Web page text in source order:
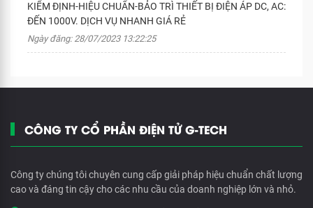
KIỂM ĐỊNH-HIỆU CHUẨN-BẢO TRÌ THIẾT BỊ ĐIỆN ÁP DC, AC:
ĐẾN 1000V. DỊCH VỤ NHANH GIÁ RẺ
Ngày đăng: 28/07/2023 13:22:25
CÔNG TY CỔ PHẦN ĐIỆN TỬ G-TECH
Công ty chúng tôi chuyên cung cấp giải pháp hiệu chuẩn chất lượng
cao và đáng tin cậy cho các nhu cầu của doanh nghiệp lớn và nhỏ.